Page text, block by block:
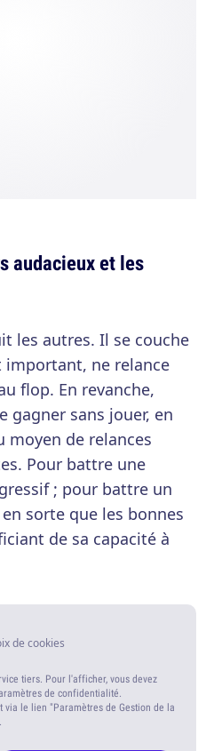
audacieux et les
les autres. Il se couche
important, ne relance
flop. En revanche,
gagner sans jouer, en
moyen de relances
Pour battre une
; pour battre un
sorte que les bonnes
de sa capacité à
de cookies
tiers. Pour l'afficher, vous devez
de confidentialité.
via le lien "Paramètres de Gestion de la